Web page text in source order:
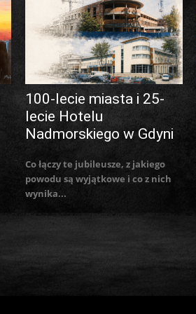
100-lecie miasta i 25-
lecie Hotelu
Nadmorskiego w Gdyni
Co łączy te jubileusze, z jakiego
powodu są wyjątkowe i co z nich
wynika...